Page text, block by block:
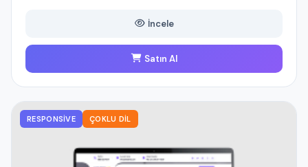
İncele
Satın Al
RESPONSIVE ÇOKLU DIL